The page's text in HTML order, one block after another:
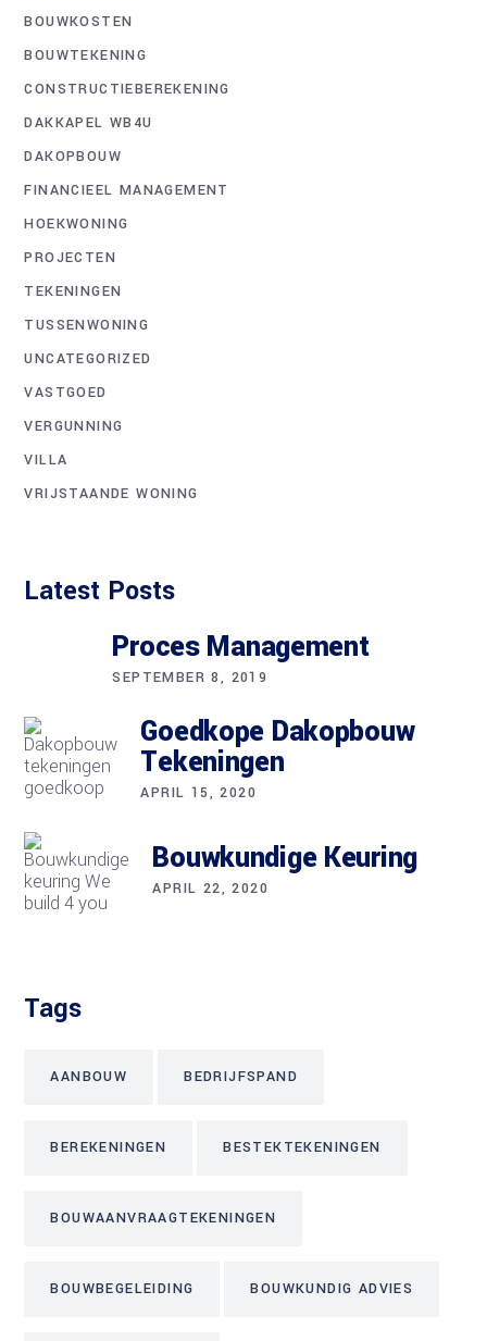
BOUWKOSTEN
BOUWTEKENING
CONSTRUCTIEBEREKENING
DAKKAPEL WB4U
DAKOPBOUW
FINANCIEEL MANAGEMENT
HOEKWONING
PROJECTEN
TEKENINGEN
TUSSENWONING
UNCATEGORIZED
VASTGOED
VERGUNNING
VILLA
VRIJSTAANDE WONING
Latest Posts
Proces Management
SEPTEMBER 8, 2019
Goedkope Dakopbouw
Tekeningen
APRIL 15, 2020
Bouwkundige Keuring
APRIL 22, 2020
Tags
AANBOUW BEDRIJFSPAND
BEREKENINGEN BESTEKTEKENINGEN
BOUWAANVRAAGTEKENINGEN
BOUWBEGELEIDING BOUWKUNDIG ADVIES